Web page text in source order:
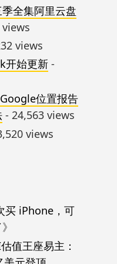
季全集阿里云盘
views
开始更新-
位置报告
- 24,563 views
views
买 iPhone，可
》
值王座易主：